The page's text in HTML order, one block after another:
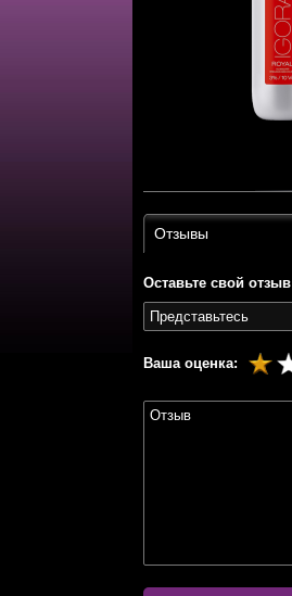
Отзывы
Оставьте свой отзыв
Ваша оценка: